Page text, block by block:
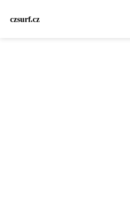
czsurf.cz